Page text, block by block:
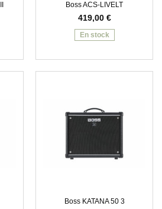
Boss ACS-LIVELT
419,00 €
En stock
Boss KATANA 50 3